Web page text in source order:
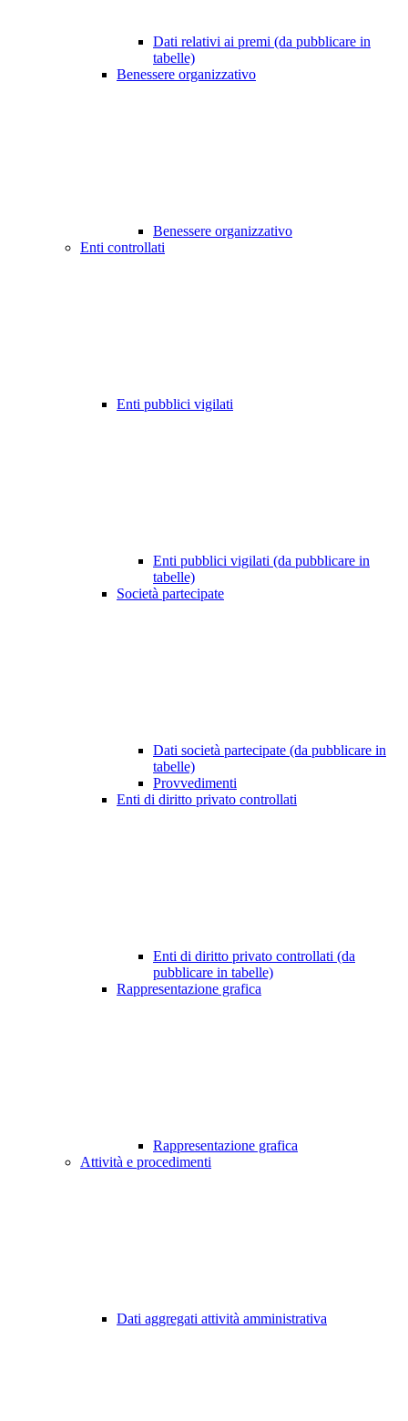
Dati relativi ai premi (da pubblicare in
tabelle)
Benessere organizzativo
Benessere organizzativo
Enti controllati
Enti pubblici vigilati
Enti pubblici vigilati (da pubblicare in
tabelle)
Società partecipate
Dati società partecipate (da pubblicare in
tabelle)
Provvedimenti
Enti di diritto privato controllati
Enti di diritto privato controllati (da
pubblicare in tabelle)
Rappresentazione grafica
Rappresentazione grafica
Attività e procedimenti
Dati aggregati attività amministrativa